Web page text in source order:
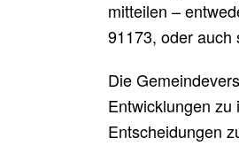
mitteilen –
91173, oder auch
Die
Entwicklungen
Entscheidungen